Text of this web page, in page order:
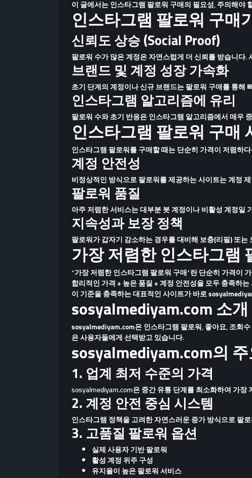
이 글에서는인스타그램 팔로워 구매의 필요성,주의해야
인스타그램 팔로워 구매
신뢰도 상승 (Social Proof)
팔로워 수가 많은 계정은 자연스럽게 더 신뢰를 받습니다
브랜드 및 계정 성장 가속화
초기 단계의 계정이나 신규 브랜드는 팔로워 구매를 통해
인스타그램 알고리즘에 유리
팔로워 수와 초기 반응은 인스타그램 알고리즘에서 매우
인스타그램 팔로워 구매
인스타그램 팔로워를 구매할 때는 단순히가격이 저렴하
계정 안전성
비정상적인 방식으로 팔로워를 제공하는 사이트는 계정
팔로워 품질
아주 저렴한 서비스는 대부분 봇 계정이나 비활성 계정일
지속성과 보장 정책
팔로워가 갑자기 감소하는 경우를 대비해보충(리필) 또는
가장 저렴한 인스타그램
“가장 저렴한 인스타그램 팔로워 구매”란 단순히 가격이
합리적인 가격 + 높은 품질 + 계정 안전성을 모두 충족하
이 기준을 충족하는 대표적인 사이트가 바로
sosyalmediyam.com 소개
sosyalmediyam.com은 인스타그램 팔로워, 좋아요, 조회
은 사용자들에게 선택받고 있습니다.
sosyalmediyam.com의
1. 업계 최저 수준의 가격
sosyalmediyam.com은 중간 유통 단계를 최소화하여가장
2. 계정 안전 중심 시스템
인스타그램 정책을 고려한 자연스러운 증가 방식으로 팔
3. 고품질 팔로워 옵션
실제 사용자 기반 팔로워
활성 계정 위주 구성
유지율이 높은 팔로워 서비스